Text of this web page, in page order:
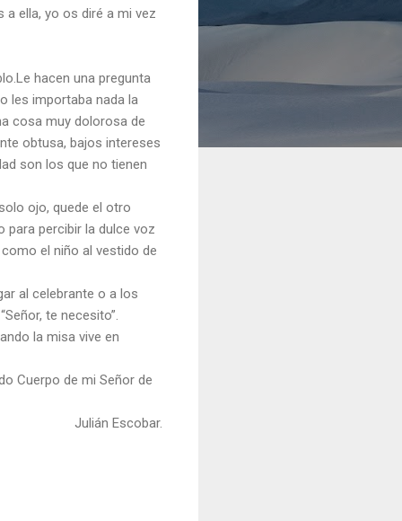
ella, yo os diré a mi vez
hacen una pregunta
les importaba nada la
cosa muy dolorosa de
obtusa, bajos intereses
son los que no tienen
ojo, quede el otro
para percibir la dulce voz
el niño al vestido de
al celebrante o a los
te necesito”.
la misa vive en
Cuerpo de mi Señor de
Julián Escobar.